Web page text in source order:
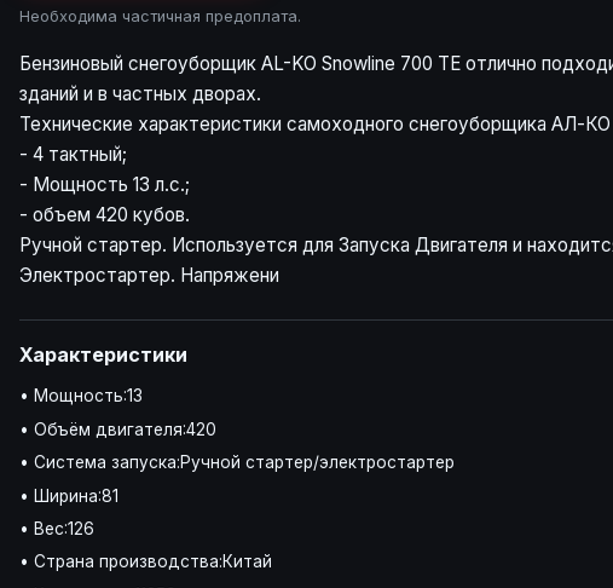
Необходима частичная предоплата.
Бензиновый снегоуборщик AL-KO Snowline 700 TE отлично
зданий и в частных дворах.
Технические характеристики самоходного снегоуборщика АЛ-КО
- 4 тактный;
- Мощность 13 л.с.;
- объем 420 кубов.
Ручной стартер. Используется для Запуска Двигателя и
Электростартер. Напряжени
Характеристики
• Мощность:13
• Объём двигателя:420
• Система запуска:Ручной стартер/электростартер
• Ширина:81
• Вес:126
• Страна производства:Китай